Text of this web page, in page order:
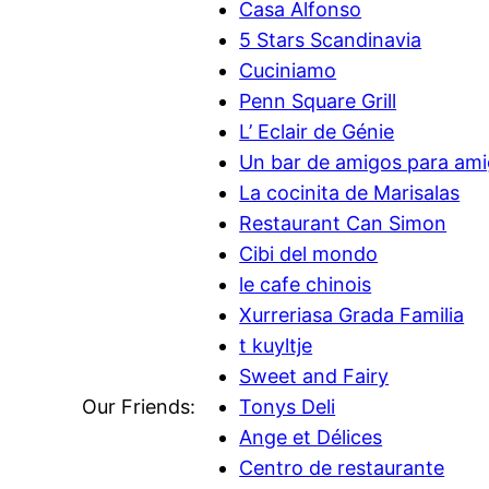
Our Friends:
Casa Alfonso
5 Stars Scandinavia
Cuciniamo
Penn Square Grill
L’ Eclair de Génie
Un bar de amigos para
La cocinita de Marisalas
Restaurant Can Simon
Cibi del mondo
le cafe chinois
Xurreriasa Grada Familia
t kuyltje
Sweet and Fairy
Tonys Deli
Ange et Délices
Centro de restaurante